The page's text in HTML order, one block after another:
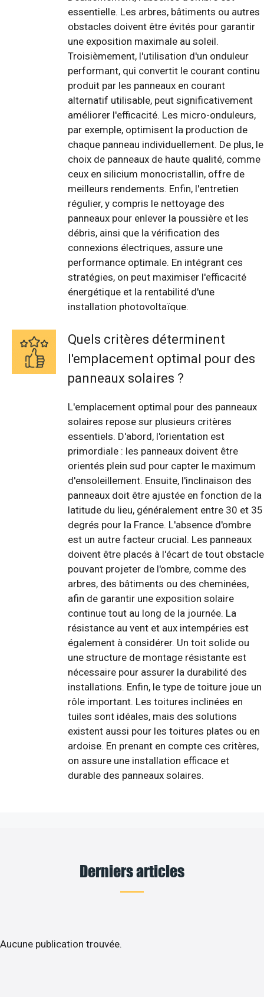
essentielle. Les arbres, bâtiments ou autres
obstacles doivent être évités pour garantir
une exposition maximale au soleil.
Troisièmement, l'utilisation d'un onduleur
performant, qui convertit le courant continu
produit par les panneaux en courant
alternatif utilisable, peut significativement
améliorer l'efficacité. Les micro-onduleurs,
par exemple, optimisent la production de
chaque panneau individuellement. De plus, le
choix de panneaux de haute qualité, comme
ceux en silicium monocristallin, offre de
meilleurs rendements. Enfin, l'entretien
régulier, y compris le nettoyage des
panneaux pour enlever la poussière et les
débris, ainsi que la vérification des
connexions électriques, assure une
performance optimale. En intégrant ces
stratégies, on peut maximiser l'efficacité
énergétique et la rentabilité d'une
installation photovoltaïque.
Quels critères déterminent
l'emplacement optimal pour des
panneaux solaires ?
L'emplacement optimal pour des panneaux
solaires repose sur plusieurs critères
essentiels. D'abord, l'orientation est
primordiale : les panneaux doivent être
orientés plein sud pour capter le maximum
d'ensoleillement. Ensuite, l'inclinaison des
panneaux doit être ajustée en fonction de la
latitude du lieu, généralement entre 30 et 35
degrés pour la France. L'absence d'ombre
est un autre facteur crucial. Les panneaux
doivent être placés à l'écart de tout obstacle
pouvant projeter de l'ombre, comme des
arbres, des bâtiments ou des cheminées,
afin de garantir une exposition solaire
continue tout au long de la journée. La
résistance au vent et aux intempéries est
également à considérer. Un toit solide ou
une structure de montage résistante est
nécessaire pour assurer la durabilité des
installations. Enfin, le type de toiture joue un
rôle important. Les toitures inclinées en
tuiles sont idéales, mais des solutions
existent aussi pour les toitures plates ou en
ardoise. En prenant en compte ces critères,
on assure une installation efficace et
durable des panneaux solaires.
Derniers articles
Aucune publication trouvée.